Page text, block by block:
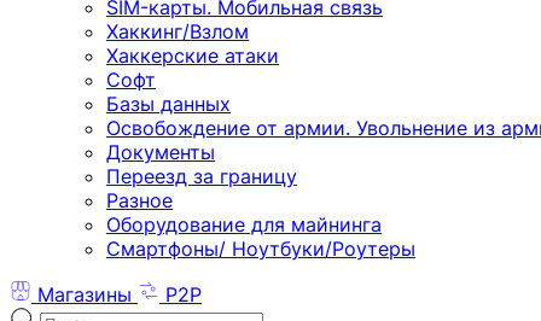
SIM-карты. Мобильная связь
Хаккинг/Взлом
Хаккерские атаки
Софт
Базы данных
Освобождение от армии. Увольнение из
Документы
Переезд за границу
Разное
Оборудование для майнинга
Смартфоны/ Ноутбуки/Роутеры
Магазины
P2P